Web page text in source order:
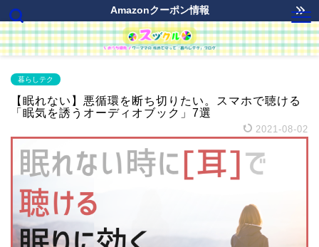
Amazonクーポン情報
暮らしテク
【眠れない】悪循環を断ち切りたい。スマホで聴ける
「眠気を誘うオーディオブック」7選
2021-08-02